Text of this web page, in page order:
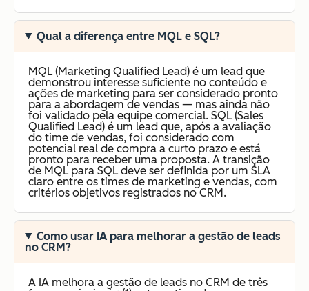
Qual a diferença entre MQL e SQL?
MQL (Marketing Qualified Lead) é um lead que
demonstrou interesse suficiente no conteúdo e
ações de marketing para ser considerado pronto
para a abordagem de vendas — mas ainda não
foi validado pela equipe comercial. SQL (Sales
Qualified Lead) é um lead que, após a avaliação
do time de vendas, foi considerado com
potencial real de compra a curto prazo e está
pronto para receber uma proposta. A transição
de MQL para SQL deve ser definida por um SLA
claro entre os times de marketing e vendas, com
critérios objetivos registrados no CRM.
Como usar IA para melhorar a gestão de leads
no CRM?
A IA melhora a gestão de leads no CRM de três